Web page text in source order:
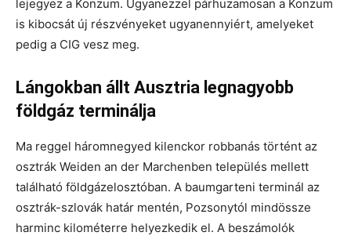
lejegyez a Konzum. Ugyanezzel párhuzamosan a Konzum
is kibocsát új részvényeket ugyanennyiért, amelyeket
pedig a CIG vesz meg.
Lángokban állt Ausztria legnagyobb
földgáz terminálja
Ma reggel háromnegyed kilenckor robbanás történt az
osztrák Weiden an der Marchenben település mellett
található földgázelosztóban. A baumgarteni terminál az
osztrák-szlovák határ mentén, Pozsonytól mindössze
harminc kilométerre helyezkedik el. A beszámolók